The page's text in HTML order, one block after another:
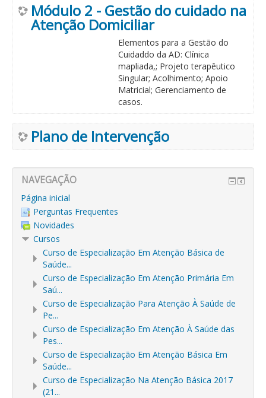
Módulo 2 - Gestão do cuidado na
Atenção Domiciliar
Elementos para a Gestão do
Cuidaddo da AD: Clínica
mapliada,; Projeto terapêutico
Singular; Acolhimento; Apoio
Matricial; Gerenciamento de
casos.
Plano de Intervenção
NAVEGAÇÃO
Página inicial
Perguntas Frequentes
Novidades
Cursos
Curso de Especialização Em Atenção Básica de
Saúde...
Curso de Especialização Em Atenção Primária Em
Saú...
Curso de Especialização Para Atenção À Saúde de
Pe...
Curso de Especialização Em Atenção À Saúde das
Pes...
Curso de Especialização Em Atenção Básica Em
Saúde...
Curso de Especialização Na Atenção Básica 2017
(21...